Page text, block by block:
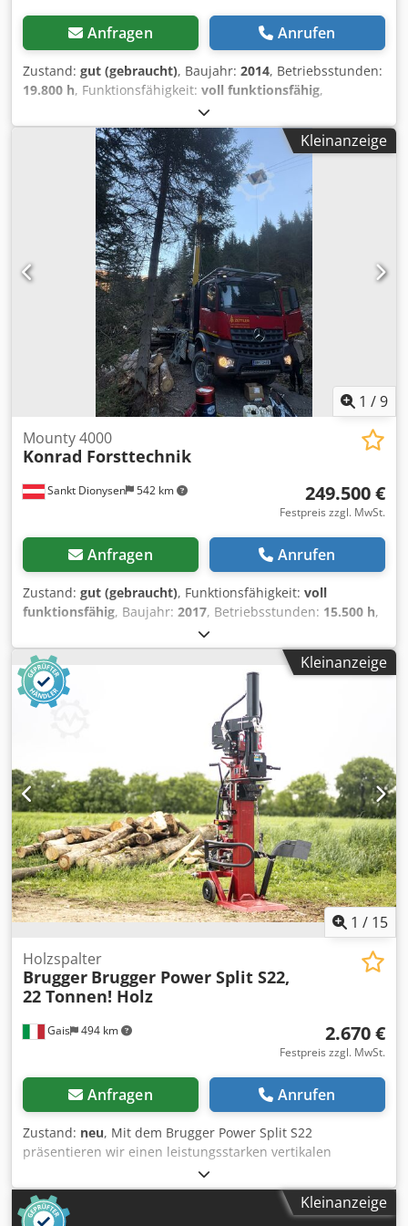
Anfragen Anrufen
Zustand: gut (gebraucht), Baujahr: 2014, Betriebsstunden:
19.800 h, Funktionsfähigkeit: voll funktionsfähig,
Grün
Beleuchtung, Kabine, Klimaanlage, Zusatzscheinwerfer,
Zum Verkauf steht ein gebrauchter Mounty 3000 Seilkran
("Gebirgs-Harvester"), gebaut von der Firma Konrad
Forsttechnik GmbH für den Forsteinsatz. Baujahr: 2014 Mit
Prozessorkopf Woody 60 (inkl. Zopfsäge) Laufwagen: Prisys
Trägerfahrzeug: MAN TGS Dodpfxewtw Ape Ai Sewa Kann
jederzeit im Einsatz besichtigt werden. Besonderheiten:
Ideal für Steillagen und schwieriges Gelände! Sehr
robuster Aufbau für den Forstvollernteeinsatz.
Regelmäßiger Service – sofort einsatzbereit! Zustand:
Technisch und optisch gepflegt Einsatzbereit ohne
Wartungsstau
Kleinanzeige
1 /9
Sankt Dionysen 542 km
Mounty 4000
Konrad Forsttechnik
249.500 €
Festpreis zzgl. MwSt.
Anfragen Anrufen
Zustand: gut (gebraucht), Funktionsfähigkeit: voll
funktionsfähig, Baujahr: 2017, Betriebsstunden: 15.500 h,
Zum Verkauf steht ein gebrauchter Mounty 4000 Seilkran
("Gebirgs-Harvester") für bergauf und bergab seilen,
gebaut von der Firma Konrad Forsttechnik GmbH für den
Forsteinsatz. DREHKRANZ-LAGER + KRANSCHLÄUCHE
Jänner 2025 erneuert! Baujahr: 2017 Mit Prozessorkopf
Woody 61 (inkl. Zopfsäge) Dedpsx A A Srofx Ai Sowa
Laufwagen: Liftliner LL-40-01 Trägerfahrzeug: Mercedes
Kann jederzeit im Einsatz besichtigt werden.
Besonderheiten: Ideal für Steillagen und schwieriges
Gelände! Sehr robuster Aufbau für den
Forstvollernteeinsatz. Regelmäßiger Service – sofort
einsatzbereit! Zustand: Technisch und optisch gepflegt
Einsatzbereit ohne Wartungsstau
Kleinanzeige
1 / 15
Gais 494 km
Holzspalter
Brugger Brugger Power Split S22,
22 Tonnen! Holz
2.670 €
Festpreis zzgl. MwSt.
Anfragen Anrufen
Zustand: neu, Mit dem Brugger Power Split S22
präsentieren wir einen leistungsstarken vertikalen
Holzspalter, der mit einer Spaltkraft von 22 Tonnen
überzeugt. Diese robuste Maschine ist ideal für vielfältige
Anwendungen geeignet und bietet eine maximaleKleinanzeige